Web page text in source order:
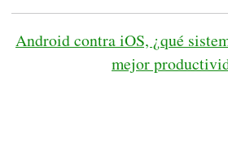
Android contra iOS, ¿qué
mejor